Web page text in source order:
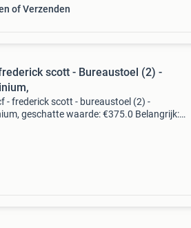
of Verzenden
scott - Bureaustoel (2) -
- frederick scott - bureaustoel (2) -
geschatte waarde: €375.0 Belangrijk: